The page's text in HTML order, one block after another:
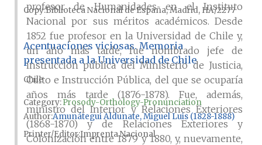
profesor de Humanidades en el Instituto
Nacional por sus méritos académicos. Desde
1852 fue profesor en la Universidad de Chile y,
un año más tarde, fue nombrado jefe de
instrucción pública del Ministerio de Justicia,
Culto e Instrucción Pública, del que se ocuparía
años más tarde (1876-1878). Fue, además,
ministro del Interior y Relaciones Exteriores
(1868-1870) y de Relaciones Exteriores y
Colonización entre 1879 y 1880, y, nuevamente,
CopyBiblioteca Nacional de España, Madrid, HA/2277
Acentuaciones viciosas. Memoria
presentada a la Universidad de Chile
Chile
Category:Prosody-Orthology-Pronunciation
Author Amunátegui Aldunate, Miguel Luis (1828-1888)
Printer/EditorImprenta Nacional